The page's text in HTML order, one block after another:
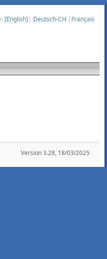
[English] | Deutsch-CH | Français
Version 3.28, 18/03/2025